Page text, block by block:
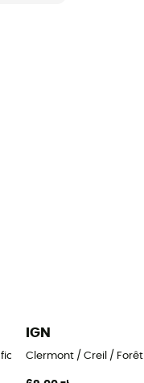
IGN
Clermont / Creil /